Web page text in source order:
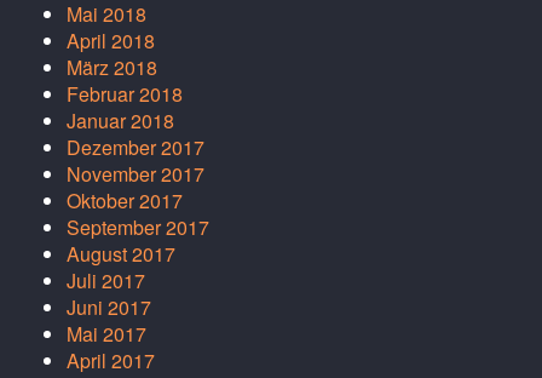
Mai 2018
April 2018
März 2018
Februar 2018
Januar 2018
Dezember 2017
November 2017
Oktober 2017
September 2017
August 2017
Juli 2017
Juni 2017
Mai 2017
April 2017